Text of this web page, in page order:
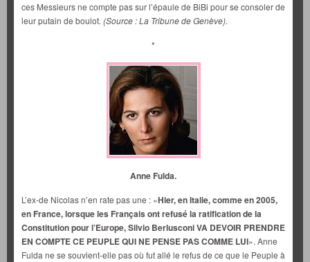
ces Messieurs ne compte pas sur l’épaule de BiBi pour se consoler de
leur putain de boulot. (Source : La Tribune de Genève).
*
Anne Fulda.
L’ex-de Nicolas n’en rate pas une : «Hier, en Italie, comme en 2005,
en France, lorsque les Français ont refusé la ratification de la
Constitution pour l’Europe, Silvio Berlusconi VA DEVOIR PRENDRE
EN COMPTE CE PEUPLE QUI NE PENSE PAS COMME LUI». Anne
Fulda ne se souvient-elle pas où fut allé le refus de ce que le Peuple à